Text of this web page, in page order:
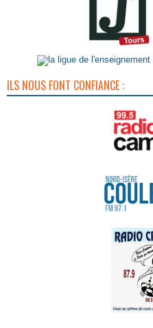
ILS NOUS FONT CONFIANCE :